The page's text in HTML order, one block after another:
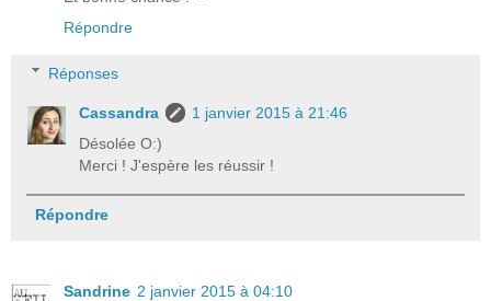
Répondre
Réponses
Cassandra
1 janvier 2015 à 21:46
Désolée O:)
Merci ! J'espère les réussir !
Répondre
Sandrine 2 janvier 2015 à 04:10